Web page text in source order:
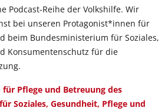
Podcast-Reihe der Volkshilfe. Wir
bei unseren Protagonist*innen für
beim Bundesministerium für Soziales,
Konsumentenschutz für die
Pflege und Betreuung des
Soziales, Gesundheit, Pflege und